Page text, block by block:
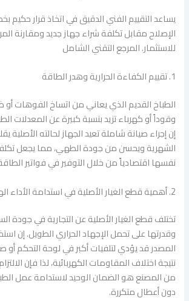
يساعد التقييم الفني الدقيق في اتخاذ قرار
الإصلاح مقابل تكلفة شراء جهاز جديد ومقارنة
للاستثمار. المرجع التقني الشامل
1. تقييم الكفاءة الحرارية وهدر الطاقة
الطباخ القديم الذي يعاني من اتساخ الفوهات
وقوداً أو كهرباء تزيد بنسبة كبيرة عن المعدلات
إن إجراء صيانة شاملة تعيد الجهاز لحالته الأصلية
الشهرية ويحسن من جودة الطهي، مما يجعل
نفسها اقتصادياً من خلال التوفير في فواتير
2. أهمية قطع الغيار الأصلية في استدامة الأداء الهيكلي والميكانيكي
تختلف قطع الغيار الأصلية عن التجارية في جودة
وقدرتها على تحمل الإجهاد الحراري الطويل. إن
المصدر قد يؤدي لتلفيات أكبر في لوحة التحكم أو
نتيجة اختلاف المقاومات الكهربائية، لذا فإن
من المصنع هو الضمان الوحيد لاستدامة عمل
دون أعطال متكررة.